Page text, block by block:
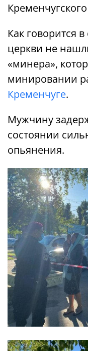
Как говорится
церкви не
«минера»,
минировании
Кременчуге.
Мужчину
состоянии
опьянения.